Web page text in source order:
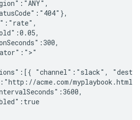
"channel":"slack",
acme.com/